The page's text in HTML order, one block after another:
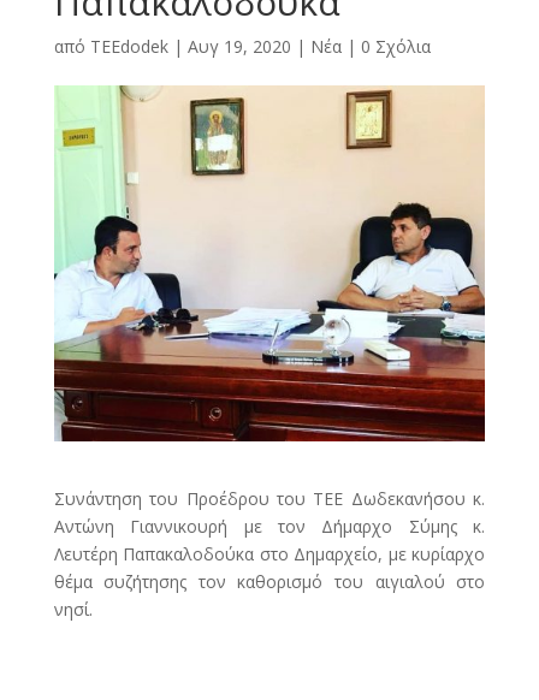
από TEEdodek| Αυγ 19, 2020 | Νέα| 0 Σχόλια
Συνάντηση του Προέδρου του ΤΕΕ Δωδεκανήσου κ.
Αντώνη Γιαννικουρή με τον Δήμαρχο Σύμης κ.
Λευτέρη Παπακαλοδούκα στο Δημαρχείο, με κυρίαρχο
θέμα συζήτησης τον καθορισμό του αιγιαλού στο
νησί.